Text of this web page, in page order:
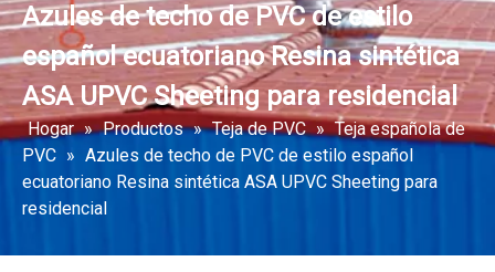
Azules de techo de PVC de estilo
español ecuatoriano Resina sintética
ASA UPVC Sheeting para residencial
Hogar » Productos » Teja de PVC » Teja española de
PVC » Azules de techo de PVC de estilo español
ecuatoriano Resina sintética ASA UPVC Sheeting para
residencial